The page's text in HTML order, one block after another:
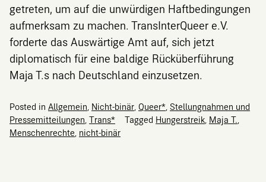
getreten, um auf die unwürdigen Haftbedingungen
aufmerksam zu machen. TransInterQueer e.V.
forderte das Auswärtige Amt auf, sich jetzt
diplomatisch für eine baldige Rücküberführung
Maja T.s nach Deutschland einzusetzen.
Posted in Allgemein Nicht-binär Queer* Stellungnahmen und
Pressemitteilungen Trans* Tagged Hungerstreik Maja T.
Menschenrechte nicht-binär